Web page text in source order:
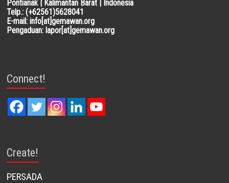
Pontianak | Kalimantan Barat | Indonesia
Telp.: (+62561)5628041
E-mail: info[at]gemawan.org
Pengaduan: lapor[at]gemawan.org
Connect!
Create!
PERSADA